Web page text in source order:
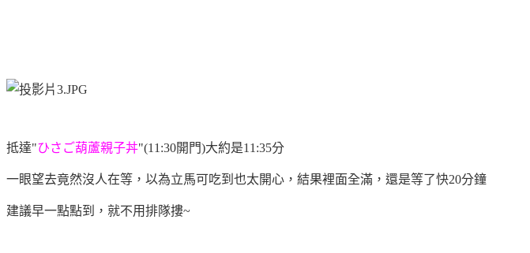
抵達"ひさご葫蘆親子丼"(11:30開門)大約是11:35分
一眼望去竟然沒人在等，以為立馬可吃到也太開心，結果裡面全滿，還是等了快20分鐘
建議早一點點到，就不用排隊摟~